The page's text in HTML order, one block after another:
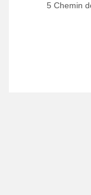
5 Chemin